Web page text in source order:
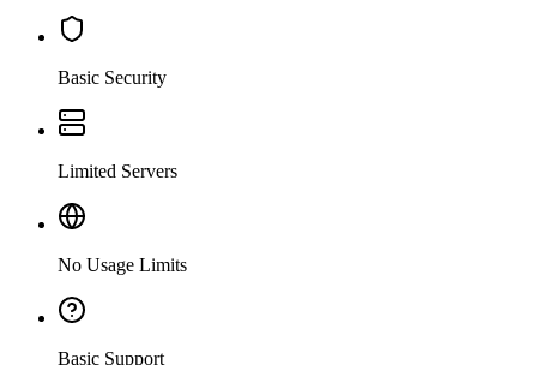
Basic Security
Limited Servers
No Usage Limits
Basic Support